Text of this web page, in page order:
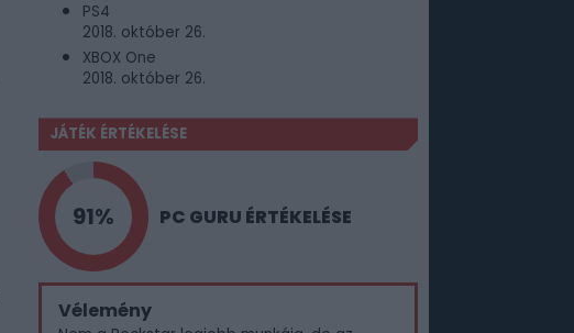
PS4
2018. október 26.
XBOX One
2018. október 26.
JÁTÉK ÉRTÉKELÉSE
91% PC GURU ÉRTÉKELÉSE
Vélemény